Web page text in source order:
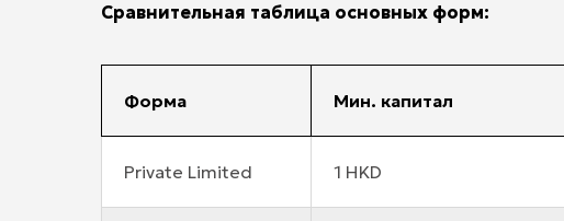
Сравнительная таблица основных форм:
Форма Мин. капитал
Private Limited 1 HKD